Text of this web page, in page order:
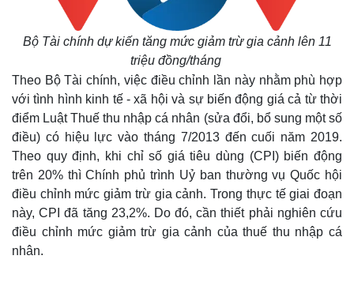
Bộ Tài chính dự kiến tăng mức giảm trừ gia cảnh lên 11
triệu đồng/tháng
Theo Bộ Tài chính, việc điều chỉnh lần này nhằm phù hợp
với tình hình kinh tế - xã hội và sự biến động giá cả từ thời
điểm Luật Thuế thu nhập cá nhân (sửa đổi, bổ sung một số
điều) có hiệu lực vào tháng 7/2013 đến cuối năm 2019.
Theo quy định, khi chỉ số giá tiêu dùng (CPI) biến động
trên 20% thì Chính phủ trình Uỷ ban thường vụ Quốc hội
điều chỉnh mức giảm trừ gia cảnh. Trong thực tế giai đoạn
này, CPI đã tăng 23,2%. Do đó, cần thiết phải nghiên cứu
điều chỉnh mức giảm trừ gia cảnh của thuế thu nhập cá
nhân.